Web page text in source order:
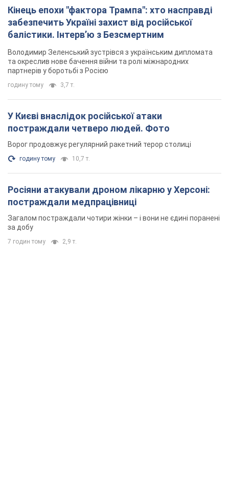
Кінець епохи "фактора Трампа": хто насправді
забезпечить Україні захист від російської
балістики. Інтерв’ю з Безсмертним
Володимир Зеленський зустрівся з українським дипломата
та окреслив нове бачення війни та ролі міжнародних
партнерів у боротьбі з Росією
годину тому 3,7 т.
У Києві внаслідок російської атаки
постраждали четверо людей. Фото
Ворог продовжує регулярний ракетний терор столиці
годину тому 10,7 т.
Росіяни атакували дроном лікарню у Херсоні:
постраждали медпрацівниці
Загалом постраждали чотири жінки – і вони не єдині поранені
за добу
7 годин тому 2,9 т.